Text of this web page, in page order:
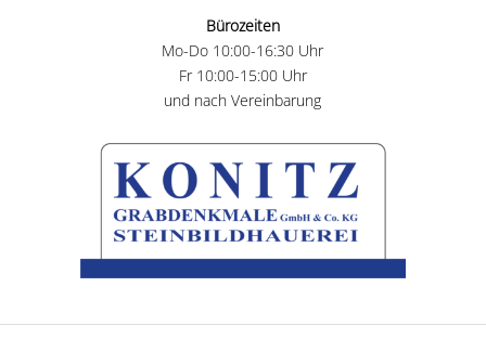
Bürozeiten
Mo-Do 10:00-16:30 Uhr
Fr 10:00-15:00 Uhr
und nach Vereinbarung